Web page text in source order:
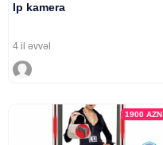
Ip kamera
4 il əvvəl
1900AZN